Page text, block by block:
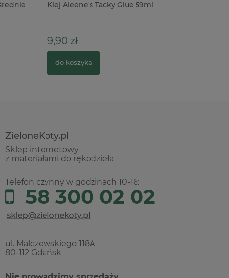
Klej Aleene's Tacky Glue 59ml
9,90 zł
do koszyka
ZieloneKoty.pl
Sklep internetowy
z materiałami do rękodzieła
Telefon czynny w godzinach 10-16:
58 300 02 02
ul. Malczewskiego 118A
80-112 Gdańsk